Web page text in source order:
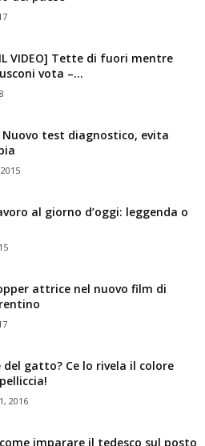
IL VIDEO] Tette di fuori mentre
vota –...
Nuovo test diagnostico, evita
al giorno d’oggi: leggenda o
attrice nel nuovo film di
gatto? Ce lo rivela il colore
2016
imparare il tedesco sul posto